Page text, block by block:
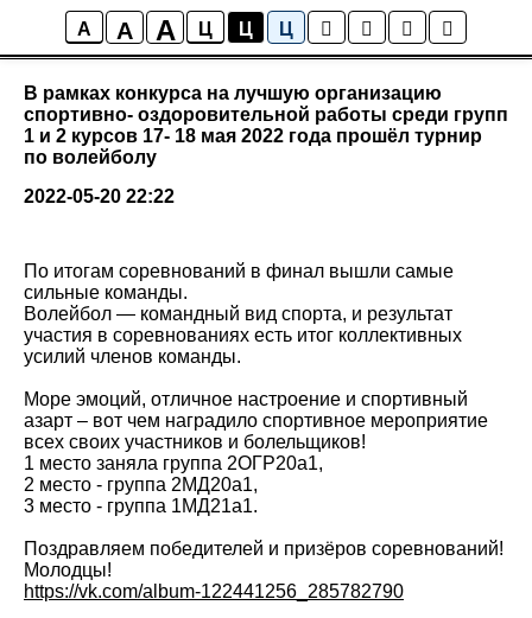
A A A Ц Ц Ц
Новости колледжа
В рамках конкурса на лучшую организацию
спортивно- оздоровительной работы среди групп
1 и 2 курсов 17- 18 мая 2022 года прошёл турнир
по волейболу
2022-05-20 22:22
По итогам соревнований в финал вышли самые
сильные команды.
Волейбол — командный вид спорта, и результат
участия в соревнованиях есть итог коллективных
усилий членов команды.
Море эмоций, отличное настроение и спортивный
азарт – вот чем наградило спортивное мероприятие
всех своих участников и болельщиков!
1 место заняла группа 2ОГР20а1,
2 место - группа 2МД20а1,
3 место - группа 1МД21а1.
Поздравляем победителей и призёров соревнований!
Молодцы!
https://vk.com/album-122441256_285782790